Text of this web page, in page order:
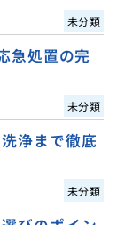
未分類
急処置の完
未分類
浄まで徹底
未分類